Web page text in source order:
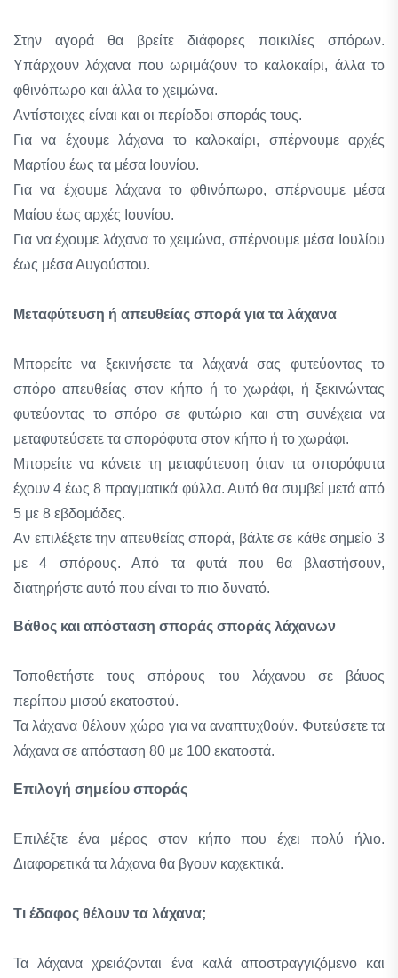
Στην αγορά θα βρείτε διάφορες ποικιλίες σπόρων.
Υπάρχουν λάχανα που ωριμάζουν το καλοκαίρι, άλλα το
φθινόπωρο και άλλα το χειμώνα.
Αντίστοιχες είναι και οι περίοδοι σποράς τους.
Για να έχουμε λάχανα το καλοκαίρι, σπέρνουμε αρχές
Μαρτίου έως τα μέσα Ιουνίου.
Για να έχουμε λάχανα το φθινόπωρο, σπέρνουμε μέσα
Μαίου έως αρχές Ιουνίου.
Για να έχουμε λάχανα το χειμώνα, σπέρνουμε μέσα Ιουλίου
έως μέσα Αυγούστου.
Μεταφύτευση ή απευθείας σπορά για τα λάχανα
Μπορείτε να ξεκινήσετε τα λάχανά σας φυτεύοντας το
σπόρο απευθείας στον κήπο ή το χωράφι, ή ξεκινώντας
φυτεύοντας το σπόρο σε φυτώριο και στη συνέχεια να
μεταφυτεύσετε τα σπορόφυτα στον κήπο ή το χωράφι.
Μπορείτε να κάνετε τη μεταφύτευση όταν τα σπορόφυτα
έχουν 4 έως 8 πραγματικά φύλλα. Αυτό θα συμβεί μετά από
5 με 8 εβδομάδες.
Αν επιλέξετε την απευθείας σπορά, βάλτε σε κάθε σημείο 3
με 4 σπόρους. Από τα φυτά που θα βλαστήσουν,
διατηρήστε αυτό που είναι το πιο δυνατό.
Βάθος και απόσταση σποράς σποράς λάχανων
Τοποθετήστε τους σπόρους του λάχανου σε βάυος
περίπου μισού εκατοστού.
Τα λάχανα θέλουν χώρο για να αναπτυχθούν. Φυτεύσετε τα
λάχανα σε απόσταση 80 με 100 εκατοστά.
Επιλογή σημείου σποράς
Επιλέξτε ένα μέρος στον κήπο που έχει πολύ ήλιο.
Διαφορετικά τα λάχανα θα βγουν καχεκτικά.
Τι έδαφος θέλουν τα λάχανα;
Τα λάχανα χρειάζονται ένα καλά αποστραγγιζόμενο και